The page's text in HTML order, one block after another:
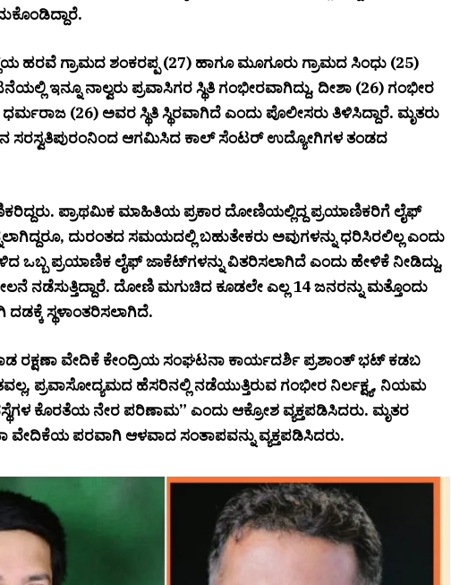
ಹರವೆ ಗ್ರಾಮದ ಶಂಕರಪ್ಪ (27) ಹಾಗೂ ಮೂಗೂರು ಗ್ರಾಮದ ಸಿಂಧು (25)
ಇನ್ನೂ ನಾಲ್ವರು ಪ್ರವಾಸಿಗರ ಸ್ಥಿತಿ ಗಂಭೀರವಾಗಿದ್ದು, ದೀಶಾ (26) ಗಂಭೀರ
ಧರ್ಮರಾಜ (26) ಅವರ ಸ್ಥಿತಿ ಸ್ಥಿರವಾಗಿದೆ ಎಂದು ಪೊಲೀಸರು ತಿಳಿಸಿದ್ದಾರೆ. ಮೃತರು
ಸರಸ್ವತಿಪುರಂನಿಂದ ಆಗಮಿಸಿದ ಕಾಲ್ ಸೆಂಟರ್ ಉದ್ಯೋಗಿಗಳ ತಂಡದ
ಪ್ರಾಥಮಿಕ ಮಾಹಿತಿಯ ಪ್ರಕಾರ ದೋಣಿಯಲ್ಲಿದ್ದ ಪ್ರಯಾಣಿಕರಿಗೆ ಲೈಫ್
ದುರಂತದ ಸಮಯದಲ್ಲಿ ಬಹುತೇಕರು ಅವುಗಳನ್ನು ಧರಿಸಿರಲಿಲ್ಲ ಎಂದು
ಒಬ್ಬ ಪ್ರಯಾಣಿಕ ಲೈಫ್ ಜಾಕೆಟ್‌ಗಳನ್ನು ವಿತರಿಸಲಾಗಿದೆ ಎಂದು ಹೇಳಿಕೆ ನೀಡಿದ್ದು,
ನಡೆಸುತ್ತಿದ್ದಾರೆ. ದೋಣಿ ಮಗುಚಿದ ಕೂಡಲೇ ಎಲ್ಲ 14 ಜನರನ್ನು ಮತ್ತೊಂದು
ಸ್ಥಳಾಂತರಿಸಲಾಗಿದೆ.
ರಕ್ಷಣಾ ವೇದಿಕೆ ಕೇಂದ್ರಿಯ ಸಂಘಟನಾ ಕಾರ್ಯದರ್ಶಿ ಪ್ರಶಾಂತ್ ಭಟ್ ಕಡಬ
ಪ್ರವಾಸೋದ್ಯಮದ ಹೆಸರಿನಲ್ಲಿ ನಡೆಯುತ್ತಿರುವ ಗಂಭೀರ ನಿರ್ಲಕ್ಷ್ಯ, ನಿಯಮ
ಕೊರತೆಯ ನೇರ ಪರಿಣಾಮ” ಎಂದು ಆಕ್ರೋಶ ವ್ಯಕ್ತಪಡಿಸಿದರು. ಮೃತರ
ವೇದಿಕೆಯ ಪರವಾಗಿ ಆಳವಾದ ಸಂತಾಪವನ್ನು ವ್ಯಕ್ತಪಡಿಸಿದರು.